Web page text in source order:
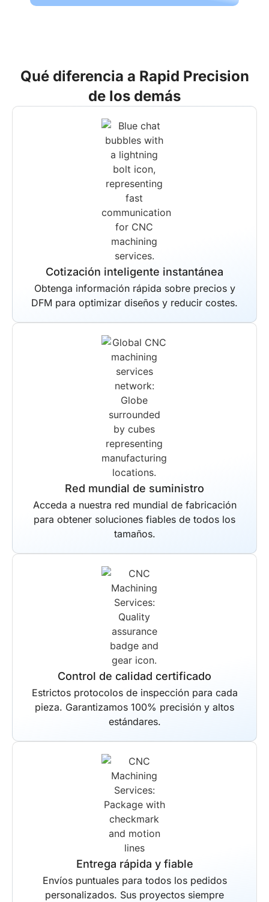
Soluciones integrales
Gestionamos todo su flujo de
producción de principio a fin.
Garantizamos la entrega programada de
todos los proyectos,
independientemente de su complejidad.
Qué diferencia a Rapid Precision
de los demás
Cotización inteligente instantánea
Obtenga información rápida sobre precios y
DFM para optimizar diseños y reducir costes.
Red mundial de suministro
Acceda a nuestra red mundial de fabricación
para obtener soluciones fiables de todos los
tamaños.
Control de calidad certificado
Estrictos protocolos de inspección para cada
pieza. Garantizamos 100% precisión y altos
estándares.
Entrega rápida y fiable
Envíos puntuales para todos los pedidos
personalizados. Sus proyectos siempre